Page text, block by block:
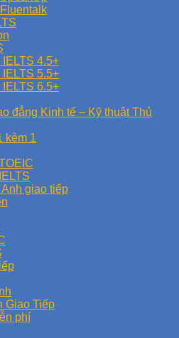
IELTS 4.5+
IELTS 5.5+
IELTS 6.5+
đẳng Kinh tế – Kỹ thuật Thủ
kèm 1
giao tiếp
Giao Tiếp
phí